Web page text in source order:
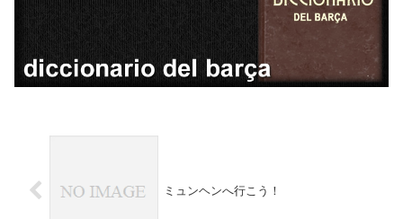
ミュンヘンへ行こう！